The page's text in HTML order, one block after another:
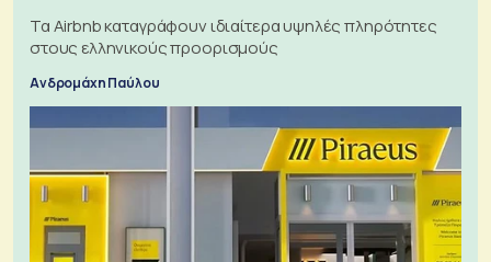
Τα Airbnb καταγράφουν ιδιαίτερα υψηλές πληρότητες
στους ελληνικούς προορισμούς
Ανδρομάχη Παύλου